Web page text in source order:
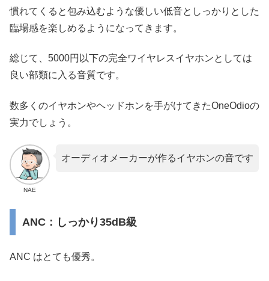
慣れてくると包み込むような優しい低音としっかりとした
臨場感を楽しめるようになってきます。
総じて、5000円以下の完全ワイヤレスイヤホンとしては
良い部類に入る音質です。
数多くのイヤホンやヘッドホンを手がけてきたOneOdioの
実力でしょう。
NAE
オーディオメーカーが作るイヤホンの音です
ANC：しっかり35dB級
ANC はとても優秀。